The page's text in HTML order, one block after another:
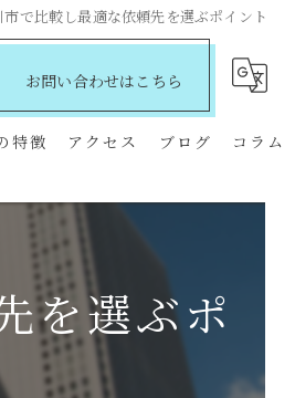
で比較し最適な依頼先を選ぶポイント
お問い合わせはこちら
特徴 アクセス ブログ コラム
を選ぶポ